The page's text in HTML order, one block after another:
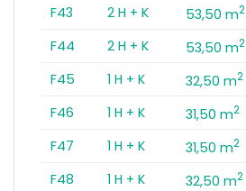
F43
2 H + K 53,50 m2
F44
2 H + K 53,50 m2
F45
1 H + K 32,50 m2
F46
1 H + K 31,50 m2
F47
1 H + K 31,50 m2
F48
1 H + K 32,50 m2